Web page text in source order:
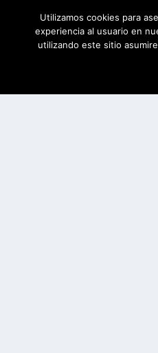
Utilizamos cookies para
experiencia al usuario en
utilizando este sitio